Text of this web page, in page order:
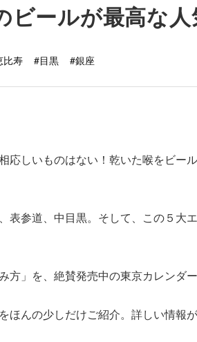
ビールが最高な人
比寿 #目黒 #銀座
応しいものはない！乾いた喉をビー
表参道、中目黒。そして、この５大
方」を、絶賛発売中の東京カレンダ
ほんの少しだけご紹介。詳しい情報